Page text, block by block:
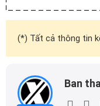
(*) Tất cả thông tin
Ban